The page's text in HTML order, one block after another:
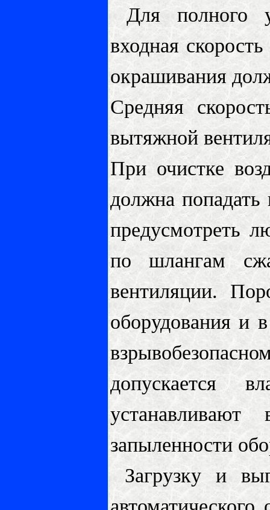
Для полного
входная
окрашивания
Средняя
вытяжной
При очистке
должна
предусмотреть
по шлангам
вентиляции.
оборудования и
допускается
запыленности
Загрузку и